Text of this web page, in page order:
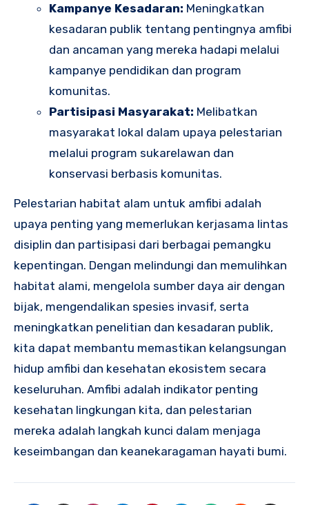
Kampanye Kesadaran: Meningkatkan
kesadaran publik tentang pentingnya amfibi
dan ancaman yang mereka hadapi melalui
kampanye pendidikan dan program
komunitas.
Partisipasi Masyarakat: Melibatkan
masyarakat lokal dalam upaya pelestarian
melalui program sukarelawan dan
konservasi berbasis komunitas.
Pelestarian habitat alam untuk amfibi adalah
upaya penting yang memerlukan kerjasama lintas
disiplin dan partisipasi dari berbagai pemangku
kepentingan. Dengan melindungi dan memulihkan
habitat alami, mengelola sumber daya air dengan
bijak, mengendalikan spesies invasif, serta
meningkatkan penelitian dan kesadaran publik,
kita dapat membantu memastikan kelangsungan
hidup amfibi dan kesehatan ekosistem secara
keseluruhan. Amfibi adalah indikator penting
kesehatan lingkungan kita, dan pelestarian
mereka adalah langkah kunci dalam menjaga
keseimbangan dan keanekaragaman hayati bumi.